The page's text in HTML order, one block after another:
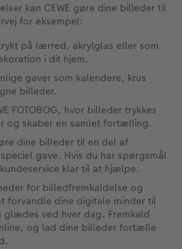
kan CEWE gøre dine billeder til
for eksempel:
på lærred, akrylglas eller som
i dit hjem.
gaver som kalendere, krus
billeder.
FOTOBOG, hvor billeder trykkes
og skaber en samlet fortælling.
dine billeder til en del af
gave. Hvis du har spørgsmål
klar til at hjælpe.
for billedfremkaldelse og
forvandle dine digitale minder til
ved hver dag. Fremkald
og lad dine billeder fortælle